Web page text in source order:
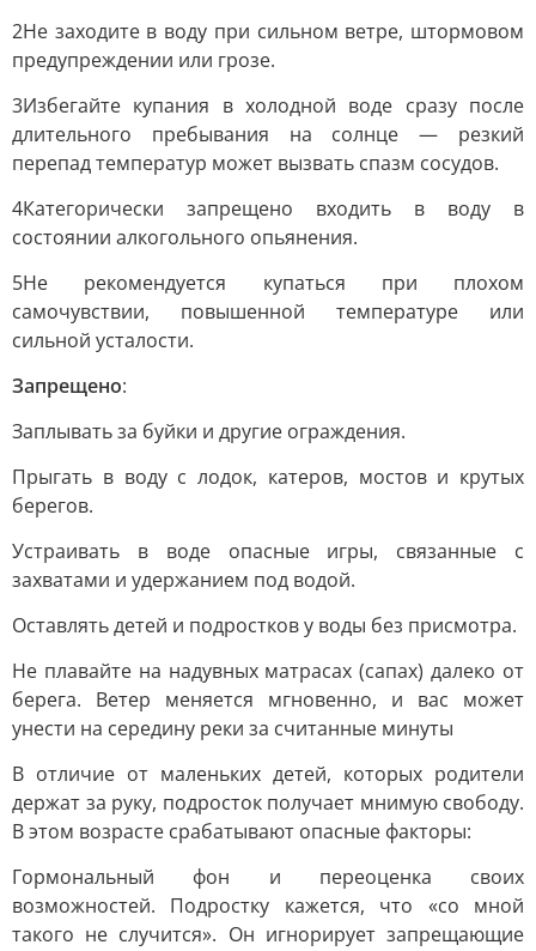
2Не заходите в воду при сильном ветре, штормовом
предупреждении или грозе.
3Избегайте купания в холодной воде сразу после
длительного пребывания на солнце — резкий
перепад температур может вызвать спазм сосудов.
4Категорически запрещено входить в воду в
состоянии алкогольного опьянения.
5Не рекомендуется купаться при плохом
самочувствии, повышенной температуре или
сильной усталости.
Запрещено:
Заплывать за буйки и другие ограждения.
Прыгать в воду с лодок, катеров, мостов и крутых
берегов.
Устраивать в воде опасные игры, связанные с
захватами и удержанием под водой.
Оставлять детей и подростков у воды без присмотра.
Не плавайте на надувных матрасах (сапах) далеко от
берега. Ветер меняется мгновенно, и вас может
унести на середину реки за считанные минуты
В отличие от маленьких детей, которых родители
держат за руку, подросток получает мнимую свободу.
В этом возрасте срабатывают опасные факторы:
Гормональный фон и переоценка своих
возможностей. Подростку кажется, что «со мной
такого не случится». Он игнорирует запрещающие